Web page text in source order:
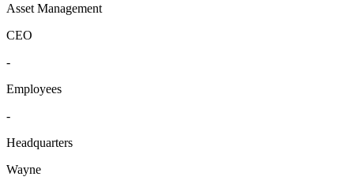
Asset Management
CEO
-
Employees
-
Headquarters
Wayne